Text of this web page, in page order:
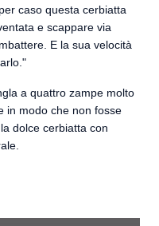
caso questa cerbiatta
e scappare via
E la sua velocità
a quattro zampe molto
in modo che non fosse
dolce cerbiatta con